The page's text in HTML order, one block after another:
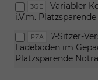
3GE
Variabler
i.V.m.
PZA
7-Sitzer-
Ladeboden im
Platzsparende